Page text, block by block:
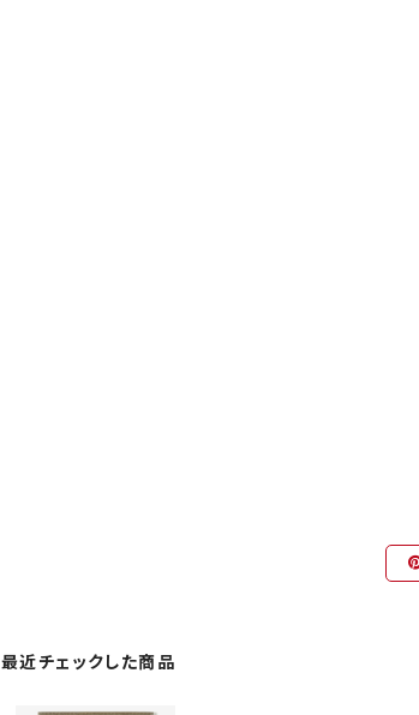
最近チェックした商品